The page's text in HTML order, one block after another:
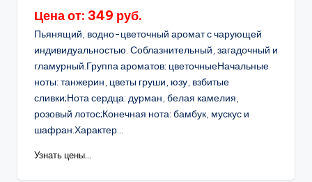
Цена от: 349 руб.
Пьянящий, водно-цветочный аромат с чарующей
индивидуальностью. Соблазнительный, загадочный и
гламурный.Группа ароматов: цветочныеНачальные
ноты: танжерин, цветы груши, юзу, взбитые
сливки;Нота сердца: дурман, белая камелия,
розовый лотос;Конечная нота: бамбук, мускус и
шафран.Характер...
Узнать цены...